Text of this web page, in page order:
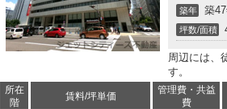
築年 築
坪数/面積
周辺には、
す。
所在
階
賃料/坪単価
管理費・共益
費